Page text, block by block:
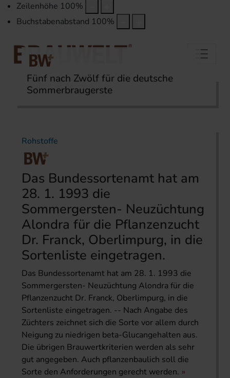
Zeilenhöhe 100%
Buchstabenabstand 100%
Startseite Themen Rohstoffe
Fünf nach Zwölf für die deutsche
Sommerbraugerste
Rohstoffe
Das Bundessortenamt hat am
28. 1. 1993 die
Sommergersten- Neuzüchtung
Alondra für die Pflanzenzucht
Dr. Franck, Oberlimpurg, in die
Sortenliste eingetragen.
Das Bundessortenamt hat am 28. 1. 1993 die
Sommergersten- Neuzüchtung Alondra für die
Pflanzenzucht Dr. Franck, Oberlimpurg, in die
Sortenliste eingetragen. -- Nach Angabe des
Züchters zeichnet sich die Sorte vor allem durch
Neigung zu niedrigen beta-Glucangehalten aus.
Die übrigen Brauwertkriterien werden als sehr
gut angegeben. Auch pflanzenbaulich soll die
Sorte den Anforderungen gerecht werden.